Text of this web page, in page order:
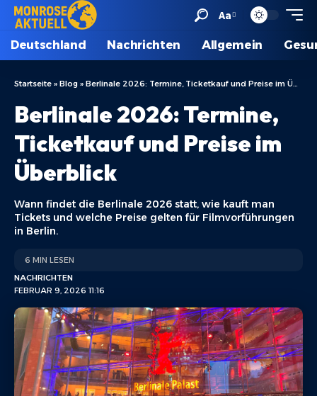
Aa
Deutschland Nachrichten Allgemein
Startseite » Blog » Berlinale 2026: Termine, Ticketkauf und Preise im Überblick
Berlinale 2026: Termine,
Ticketkauf und Preise im
Überblick
Wann findet die Berlinale 2026 statt, wie kauft man
Tickets und welche Preise gelten für Filmvorführungen
in Berlin.
FEBRUAR 9, 2026 11:16
NACHRICHTEN
6 MIN LESEN